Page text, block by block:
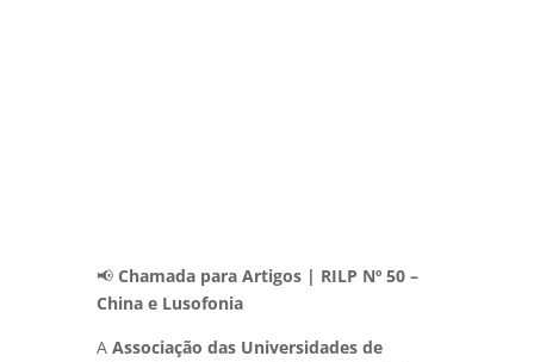
📢 Chamada para Artigos | RILP Nº 50 –
China e Lusofonia
A Associação das Universidades de